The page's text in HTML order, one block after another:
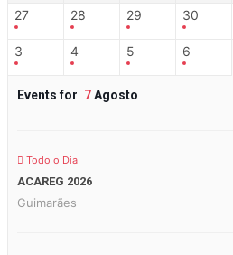
27 28 29 30
3 4 5 6
Events for 7Agosto
Todo o Dia
ACAREG 2026
Guimarães